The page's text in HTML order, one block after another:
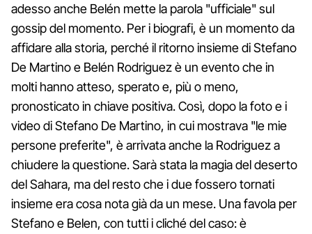
adesso anche Belén mette la parola "ufficiale" sul
gossip del momento. Per i biografi, è un momento da
affidare alla storia, perché il ritorno insieme di Stefano
De Martino e Belén Rodriguez è un evento che in
molti hanno atteso, sperato e, più o meno,
pronosticato in chiave positiva. Così, dopo la foto e i
video di Stefano De Martino, in cui mostrava "le mie
persone preferite", è arrivata anche la Rodriguez a
chiudere la questione. Sarà stata la magia del deserto
del Sahara, ma del resto che i due fossero tornati
insieme era cosa nota già da un mese. Una favola per
Stefano e Belen, con tutti i cliché del caso: è